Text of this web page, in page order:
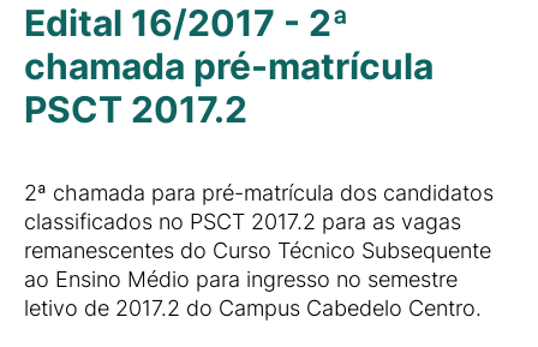
Edital 16/2017 - 2ª
chamada pré-matrícula
PSCT 2017.2
2ª chamada para pré-matrícula dos candidatos
classificados no PSCT 2017.2 para as vagas
remanescentes do Curso Técnico Subsequente
ao Ensino Médio para ingresso no semestre
letivo de 2017.2 do Campus Cabedelo Centro.